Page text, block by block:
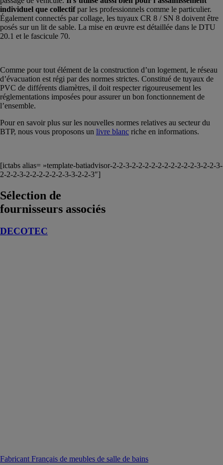
individuel que collectifpar les professionnels comme le particulier.
Également connectés par collage, les tuyaux CR 8 / SN 8 doivent être
posés sur un lit de sable. La mise en œuvre est détaillée dans le DTU
20.1 et le fascicule 70.
Comme pour tout élément de la construction d’un logement, le réseau
d’évacuation est régi par des normes strictes. Constitué de tuyaux de
PVC de différents diamètres, il doit respecter rigoureusement les
réglementations imposées pour assurer un bon fonctionnement de
l’ensemble.
Pour en savoir plus sur les nouvelles normes relatives au secteur du
BTP, nous vous proposons un livre blanc riche en informations.
[ictabs alias= »template-batiadvisor-2-2-3-2-2-2-2-2-2-2-2-2-2-3-2-2-3-
2-2-2-3-2-2-2-2-2-2-3-3-2-2-3″]
Sélection de
fournisseurs associés
DECOTEC
Fabricant Français de meubles de salle de bains